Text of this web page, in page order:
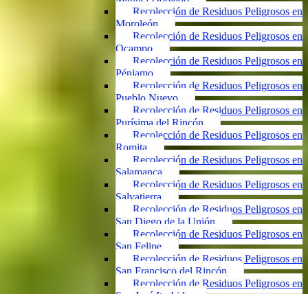
Recolección de Residuos Peligrosos en
Moroleón
Recolección de Residuos Peligrosos en
Ocampo
Recolección de Residuos Peligrosos en
Pénjamo
Recolección de Residuos Peligrosos en
Pueblo Nuevo
Recolección de Residuos Peligrosos en
Purísima del Rincón
Recolección de Residuos Peligrosos en
Romita
Recolección de Residuos Peligrosos en
Salamanca
Recolección de Residuos Peligrosos en
Salvatierra
Recolección de Residuos Peligrosos en
San Diego de la Unión
Recolección de Residuos Peligrosos en
San Felipe
Recolección de Residuos Peligrosos en
San Francisco del Rincón
Recolección de Residuos Peligrosos en